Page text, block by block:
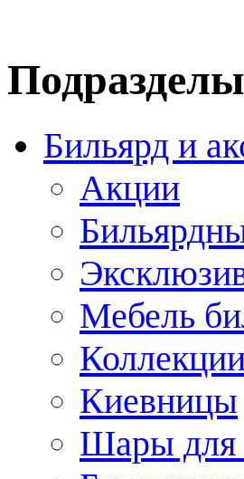
Подразделы
Бильярд и
Акции
Мебель
Киевницы
Шары для